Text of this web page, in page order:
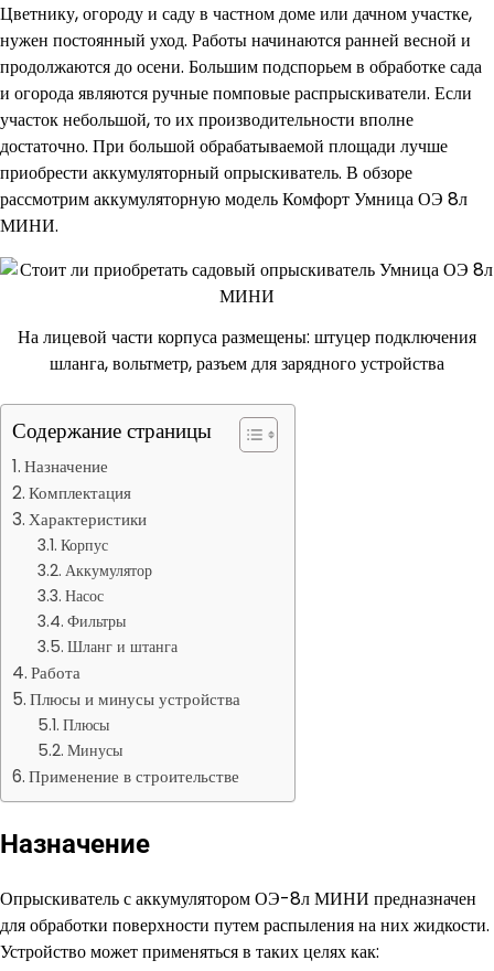
Цветнику, огороду и саду в частном доме или дачном участке,
нужен постоянный уход. Работы начинаются ранней весной и
продолжаются до осени. Большим подспорьем в обработке сада
и огорода являются ручные помповые распрыскиватели. Если
участок небольшой, то их производительности вполне
достаточно. При большой обрабатываемой площади лучше
приобрести аккумуляторный опрыскиватель. В обзоре
рассмотрим аккумуляторную модель Комфорт Умница ОЭ 8л
МИНИ.
На лицевой части корпуса размещены: штуцер подключения
шланга, вольтметр, разъем для зарядного устройства
Содержание страницы
Назначение
Комплектация
Характеристики
Корпус
Аккумулятор
Насос
Фильтры
Шланг и штанга
Работа
Плюсы и минусы устройства
Плюсы
Минусы
Применение в строительстве
Назначение
Опрыскиватель с аккумулятором ОЭ-8л МИНИ предназначен
для обработки поверхности путем распыления на них жидкости.
Устройство может применяться в таких целях как: